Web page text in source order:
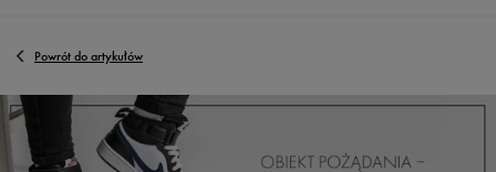
Powrót do artykułów